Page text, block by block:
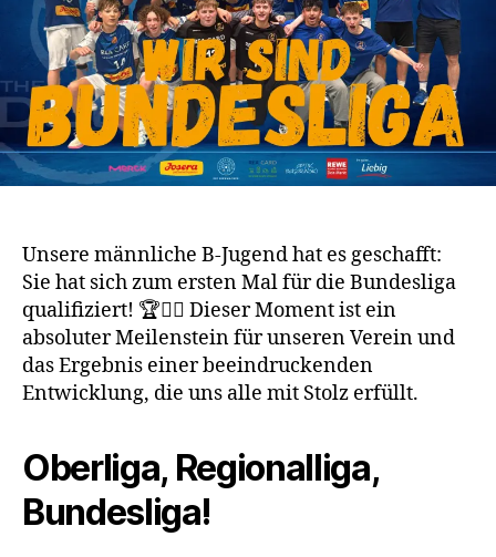
Unsere männliche B-Jugend hat es geschafft:
Sie hat sich zum ersten Mal für die Bundesliga
qualifiziert! 🏆🤾‍♂️ Dieser Moment ist ein
absoluter Meilenstein für unseren Verein und
das Ergebnis einer beeindruckenden
Entwicklung, die uns alle mit Stolz erfüllt.
Oberliga, Regionalliga,
Bundesliga!